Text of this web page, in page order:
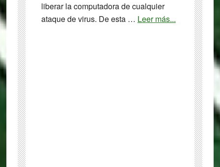
liberar la computadora de cualquier
ataque de virus. De esta … Leer más...about
Cómo
deshacerse
Filewalker
simples
pasos